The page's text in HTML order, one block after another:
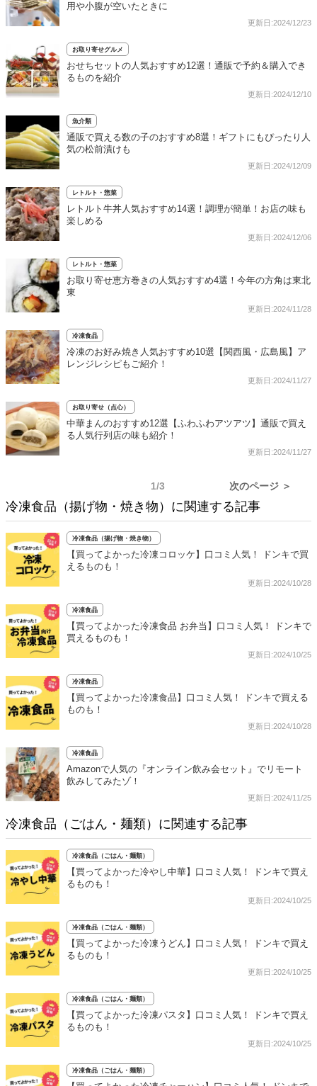
用や小腹が空いたときに
更新日:2024/12/23
お取り寄せグルメ
おせちセットの人気おすすめ12選！通販で予約＆購入でき
るものを紹介
更新日:2024/12/10
魚介類
通販で買える数の子のおすすめ8選！ギフトにもぴったり人
気の松前漬けも
更新日:2024/12/09
レトルト・惣菜
レトルト牛丼人気おすすめ14選！調理が簡単！お店の味も
楽しめる
更新日:2024/12/06
レトルト・惣菜
お取り寄せ恵方巻きの人気おすすめ4選！今年の方角は東北
東
更新日:2024/11/28
冷凍食品
冷凍のお好み焼き人気おすすめ10選【関西風・広島風】ア
レンジレシピもご紹介！
更新日:2024/11/27
お取り寄せ（点心）
中華まんのおすすめ12選【ふわふわアツアツ】通販で買え
る人気行列店の味も紹介！
更新日:2024/11/27
1/3 次のページ ＞
冷凍食品（揚げ物・焼き物）に関連する記事
冷凍食品（揚げ物・焼き物）
【買ってよかった冷凍コロッケ】口コミ人気！ ドンキで買
えるものも！
更新日:2024/10/28
冷凍食品
【買ってよかった冷凍食品 お弁当】口コミ人気！ ドンキで
買えるものも！
更新日:2024/10/25
冷凍食品
【買ってよかった冷凍食品】口コミ人気！ ドンキで買える
ものも！
更新日:2024/10/28
冷凍食品
Amazonで人気の『オンライン飲み会セット』でリモート
飲みしてみたゾ！
更新日:2024/11/25
冷凍食品（ごはん・麺類）に関連する記事
冷凍食品（ごはん・麺類）
【買ってよかった冷やし中華】口コミ人気！ ドンキで買え
るものも！
更新日:2024/10/25
冷凍食品（ごはん・麺類）
【買ってよかった冷凍うどん】口コミ人気！ ドンキで買え
るものも！
更新日:2024/10/25
冷凍食品（ごはん・麺類）
【買ってよかった冷凍パスタ】口コミ人気！ ドンキで買え
るものも！
更新日:2024/10/25
冷凍食品（ごはん・麺類）